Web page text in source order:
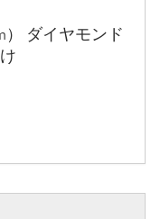
） ダイヤモンド